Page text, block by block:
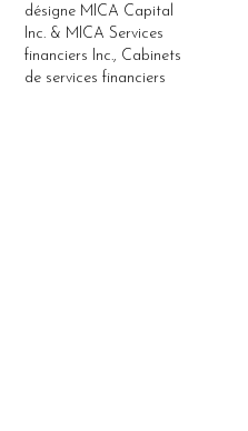
désigne MICA Capital
Inc. & MICA Services
financiers Inc., Cabinets
de services financiers